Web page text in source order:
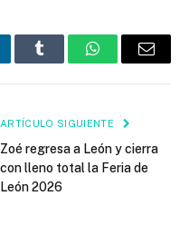
Tumblr WhatsAppEmail
ARTÍCULO SIGUIENTE
Zoé regresa a León y cierra
con lleno total la Feria de
León 2026